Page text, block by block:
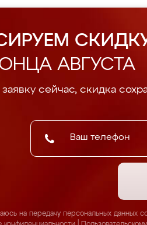
АВГУСТА
сейчас, скидка
на передачу персональных данных